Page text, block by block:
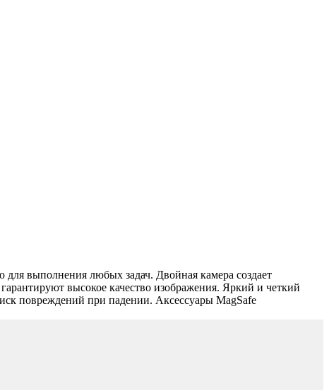
выполнения любых задач. Двойная камера создает
высокое качество изображения. Яркий и четкий
повреждений при падении. Аксессуары MagSafe